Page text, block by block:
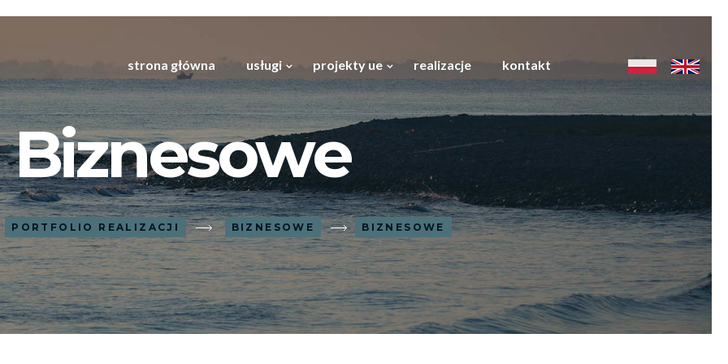
strona główna usługi projekty ue realizacje kontakt
Biznesowe
PORTFOLIO REALIZACJI BIZNESOWE BIZNESOWE